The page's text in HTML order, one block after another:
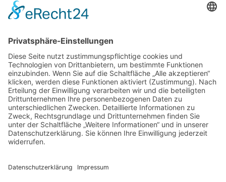
Netzwerkerinnen
Login für Mitglieder
Noch kein Mitglied im unternehmerinnen forum niederrhein?
gibt es weitere Informationen.
Für Mitgliedsfrauen: zum Erstellen eigener Angebote und zum
Bearbeiten des Unternehmensprofils bitte einloggen!
Social Media
Folge dem unternehmerinnen forum niederrhein auch auf Facebook,
Instagram oder LinkedIn.